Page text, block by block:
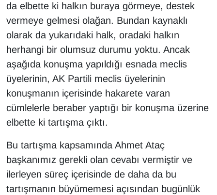
da elbette ki halkın buraya görmeye, destek
vermeye gelmesi olağan. Bundan kaynaklı
olarak da yukarıdaki halk, oradaki halkın
herhangi bir olumsuz durumu yoktu. Ancak
aşağıda konuşma yapıldığı esnada meclis
üyelerinin, AK Partili meclis üyelerinin
konuşmanın içerisinde hakarete varan
cümlelerle beraber yaptığı bir konuşma üzerine
elbette ki tartışma çıktı.
Bu tartışma kapsamında Ahmet Ataç
başkanımız gerekli olan cevabı vermiştir ve
ilerleyen süreç içerisinde de daha da bu
tartışmanın büyümemesi açısından bugünlük